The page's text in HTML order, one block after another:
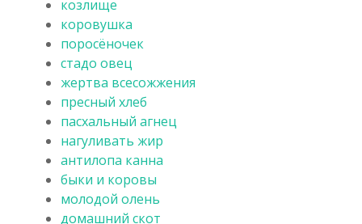
козлище
коровушка
поросёночек
стадо овец
жертва всесожжения
пресный хлеб
пасхальный агнец
нагуливать жир
антилопа канна
быки и коровы
молодой олень
домашний скот